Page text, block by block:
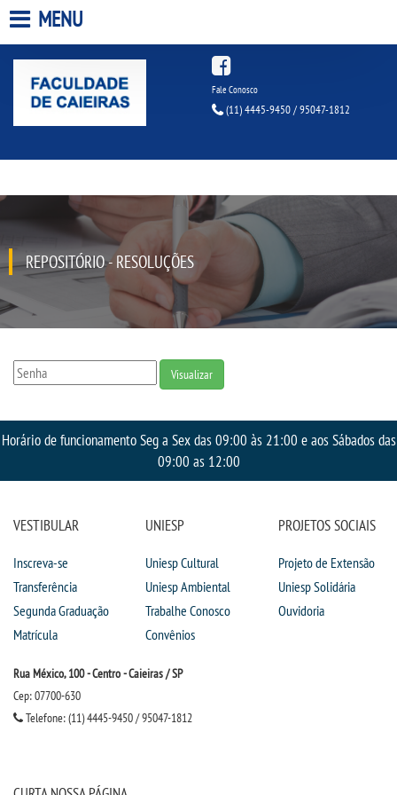
QUEM SOMOS
ESTÁGIOS
INFRAESTRUTURA
BIBLIOTECA
CURSOS
LICENCIATURAS
MENU
Fale Conosco
(11) 4445-9450 / 95047-1812
REPOSITÓRIO - RESOLUÇÕES
Visualizar
Horário de funcionamento Seg a Sex das 09:00 às 21:00 e aos Sábados das
09:00 as 12:00
VESTIBULAR
Inscreva-se
Transferência
Segunda Graduação
Matrícula
UNIESP
Uniesp Cultural
Uniesp Ambiental
Trabalhe Conosco
Convênios
PROJETOS SOCIAIS
Projeto de Extensão
Uniesp Solidária
Ouvidoria
Rua México, 100 - Centro - Caieiras / SP
Cep: 07700-630
Telefone: (11) 4445-9450 / 95047-1812